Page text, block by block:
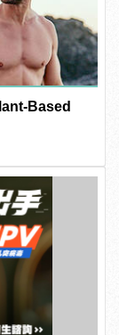
Based